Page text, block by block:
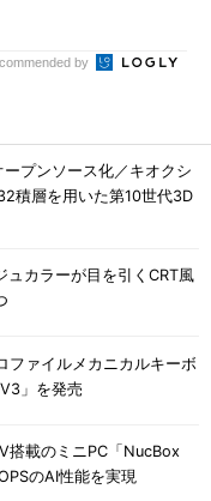
by
プンソース化／キオクシ
積層を用いた第10世代3D
カラーが目を引くCRT風
ファイルメカニカルキーボ
」を発売
載のミニPC「NucBox
のAI性能を実現